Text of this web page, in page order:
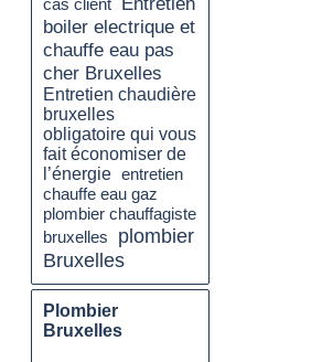
cas client
boiler electrique et
chauffe eau pas
cher Bruxelles
Entretien chaudière
bruxelles
obligatoire qui vous
fait économiser de
l’énergie entretien
chauffe eau gaz
plombier chauffagiste
bruxelles
plombier
Bruxelles
Plombier
Bruxelles